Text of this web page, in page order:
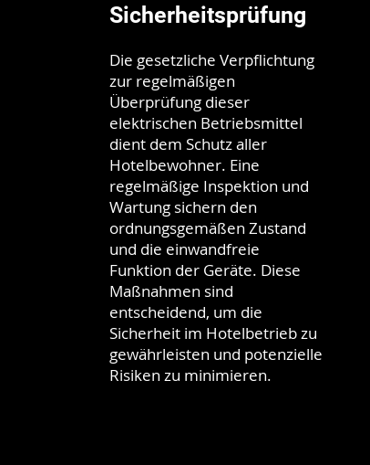
Die gesetzliche Verpflichtung
zur regelmäßigen
Überprüfung dieser
elektrischen Betriebsmittel
dient dem Schutz aller
Hotelbewohner. Eine
regelmäßige Inspektion und
Wartung sichern den
ordnungsgemäßen Zustand
und die einwandfreie
Funktion der Geräte. Diese
Maßnahmen sind
entscheidend, um die
Sicherheit im Hotelbetrieb zu
gewährleisten und potenzielle
Risiken zu minimieren.
Sicherheitsprüfung